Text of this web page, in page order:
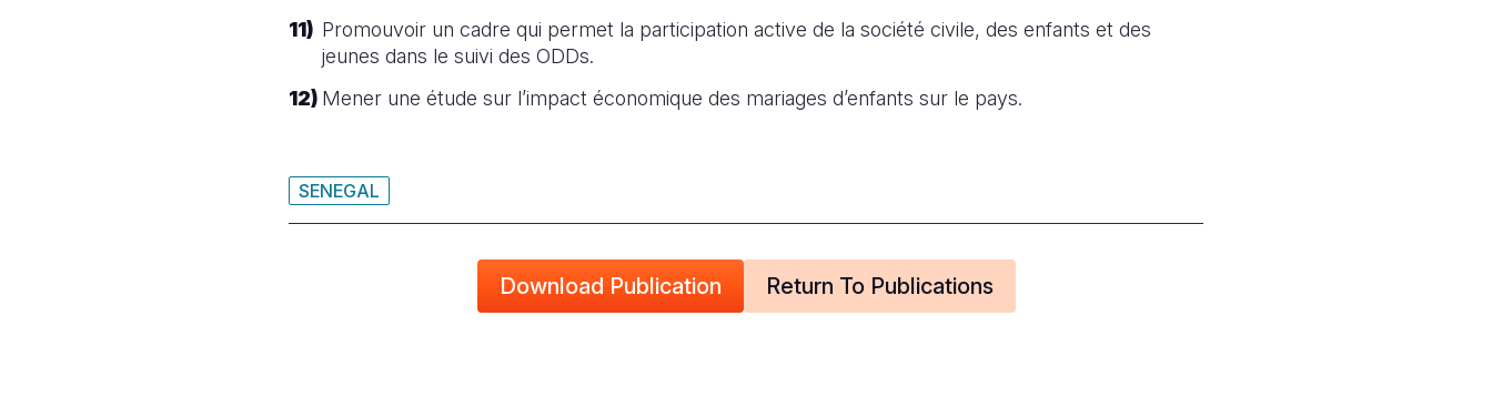
Promouvoir un cadre qui permet la participation active de la société civile, des enfants et des
jeunes dans le suivi des ODDs.
Mener une étude sur l’impact économique des mariages d’enfants sur le pays.
SENEGAL
Download Publication Return To Publications